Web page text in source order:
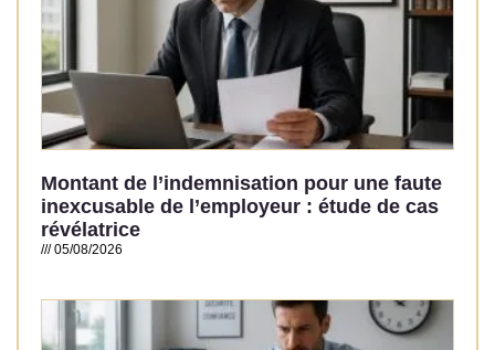
Montant de l’indemnisation pour une faute
inexcusable de l’employeur : étude de cas
révélatrice
05/08/2026